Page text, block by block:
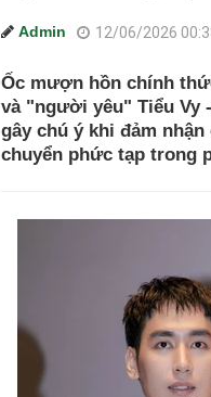
Admin 12/06/2026
Ốc mượn hồn chính
và "người yêu" Tiểu Vy
gây chú ý khi đảm
chuyển phức tạp trong